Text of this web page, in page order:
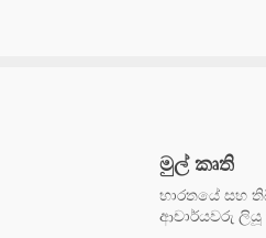
මුල් කෘති
භාරතයේ සහ
ආචාර්යවරු ලියූ